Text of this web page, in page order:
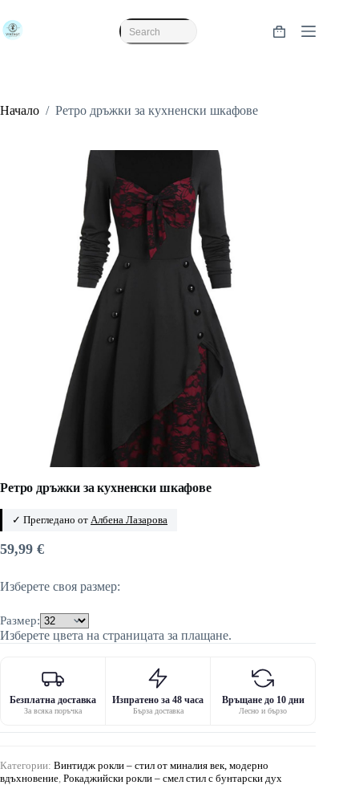
to
content
Shopping
Начало / Ретро дръжки за кухненски шкафове
Ретро дръжки за кухненски шкафове
✓ Прегледано от Албена Лазарова
59,99 €
Изберете своя размер:
Размер:
Изберете цвета на страницата за плащане.
Безплатна доставка
За всяка поръчка
Изпратено за 48 часа
Бърза доставка
Връщане до 10 дни
Лесно и бързо
Категории: Винтидж рокли – стил от миналия век, модерно
вдъхновение Рокаджийски рокли – смел стил с бунтарски дух